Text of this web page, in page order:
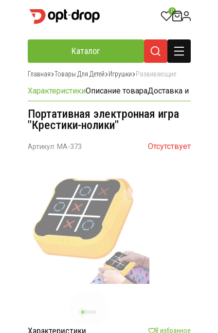
0
Каталог
Главная Товары Для Детей Игрушки Развивающие
ХарактеристикиОписание товараДоставка и оплата
Портативная электронная игра
"Крестики-нолики"
Артикул: MA-373 Отсутствует
Характеристики В избранное